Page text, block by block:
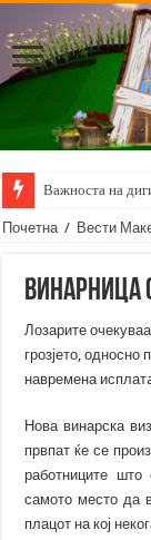
Важноста на
Почетна / Вести
Винарница
Лозарите
грозјето, односно
навремена
Нова винарска
првпат ќе се
работниците
самото место да
плацот на кој